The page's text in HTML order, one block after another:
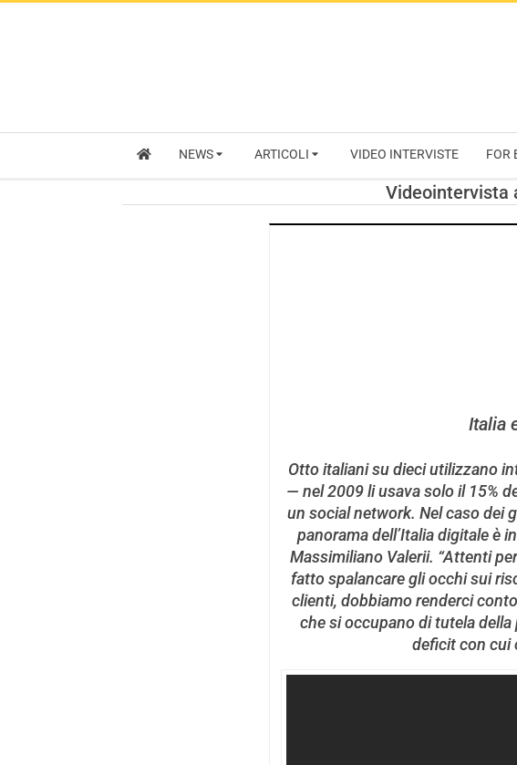
NEWS ARTICOLI VIDEO INTERVISTE FOR
Videointervista
Italia
Otto italiani su dieci utilizzano
— nel 2009 li usava solo il 15%
un social network. Nel caso dei
panorama dell’Italia digitale è
Massimiliano Valerii. “Attenti
fatto spalancare gli occhi sui
clienti, dobbiamo renderci
che si occupano di tutela
deficit con cui